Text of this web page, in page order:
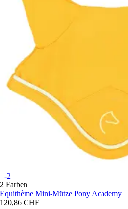
+-2
2 Farben
Equithème Mini-Mütze Pony Academy
120,86 CHF